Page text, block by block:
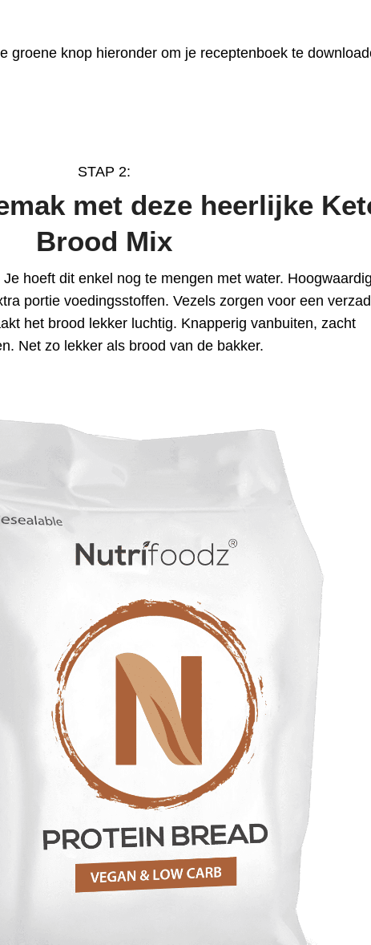
groene knop hieronder om je receptenboek te
STAP 2:
met deze heerlijke
Brood Mix
hoeft dit enkel nog te mengen met water.
portie voedingsstoffen. Vezels zorgen voor een
het brood lekker luchtig. Knapperig vanbuiten, zacht
Net zo lekker als brood van de bakker.